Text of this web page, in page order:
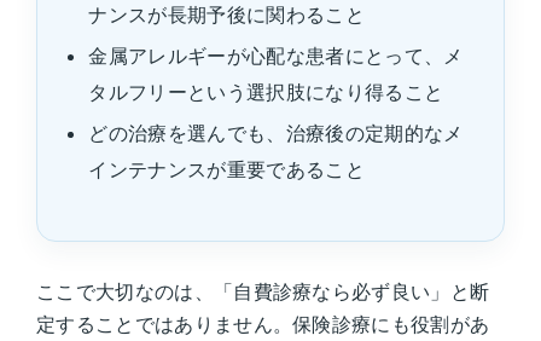
ナンスが長期予後に関わること
金属アレルギーが心配な患者にとって、メ
タルフリーという選択肢になり得ること
どの治療を選んでも、治療後の定期的なメ
インテナンスが重要であること
ここで大切なのは、「自費診療なら必ず良い」と断
定することではありません。保険診療にも役割があ